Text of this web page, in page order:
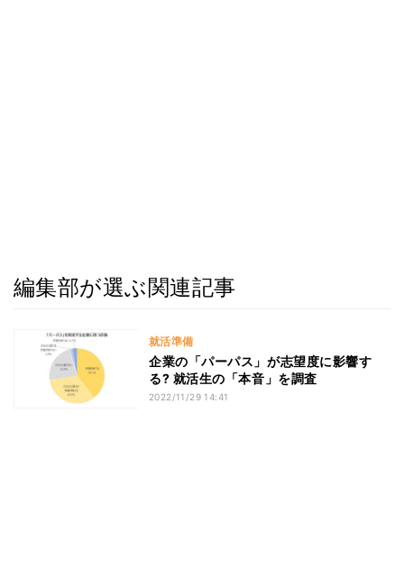
編集部が選ぶ関連記事
就活準備
企業の「パーパス」が志望度に影響す
る? 就活生の「本音」を調査
2022/11/29 14:41